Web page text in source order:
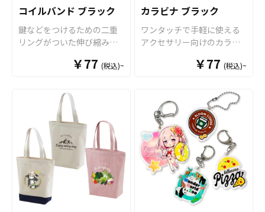
者のかた問わずお気軽にご
相談ください。
オリジナル商品として販売
していただくことができま
す。国内生産で小ロットか
ので、個人のお客様から企
わせてダイカット加工で自
由な形状に切り出すことが
できますので、簡単にオリ
ジナリティ溢れるグッズを
音楽イベント、コンサー
動など、さまざまなシーン
で活躍するオリジナルのア
クリルグッズ、アニメやア
イドル、スポーツ選手など
の推し活グッズとしても最
適です。
コイルバンド ブラック
鍵などをつけるための二重
リングがついた伸び縮みす
ンドです。 防水・軽量で柔
ても簡単に切れたりしない
ので様々なシーンでご利用
いただけます。 レトロな雰
囲気でバッグやポーチのア
クセントとしても最適で
す。
￥77 (税込)~
カラビナ ブラック
ワンタッチで手軽に使える
アクセサリー向けのカラビ
トや付属品としても使いや
製なので軽量で錆にも強い
のが特徴です。 小ロットで
の対応も可能ですのでご不
明点がありましたらお気軽
にご相談ください。
￥77 (税込)~